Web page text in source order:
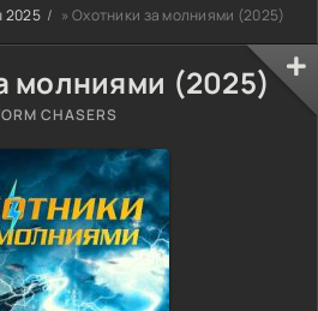
2025 » Охотники за молниями (2025)
молниями (2025)
CHASERS